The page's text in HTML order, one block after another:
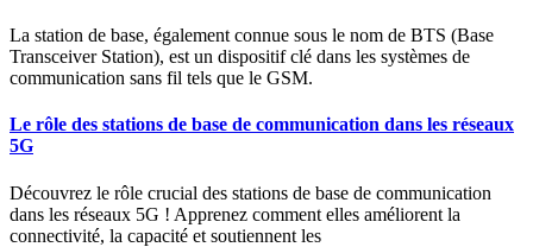
La station de base, également connue sous le nom de BTS (Base
Transceiver Station), est un dispositif clé dans les systèmes de
communication sans fil tels que le GSM.
Le rôle des stations de base de communication dans les réseaux
5G
Découvrez le rôle crucial des stations de base de communication
dans les réseaux 5G ! Apprenez comment elles améliorent la
connectivité, la capacité et soutiennent les